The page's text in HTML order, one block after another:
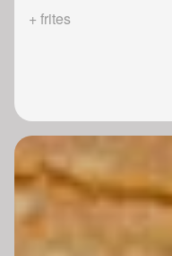
+ frites